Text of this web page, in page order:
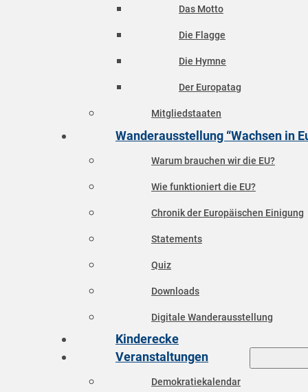
Das Motto
Die Flagge
Die Hymne
Der Europatag
Mitgliedstaaten
Wanderausstellung “Wachsen in
Warum brauchen wir die EU?
Wie funktioniert die EU?
Chronik der Europäischen Einigung
Statements
Quiz
Downloads
Digitale Wanderausstellung
Kinderecke
Veranstaltungen
Demokratiekalendar